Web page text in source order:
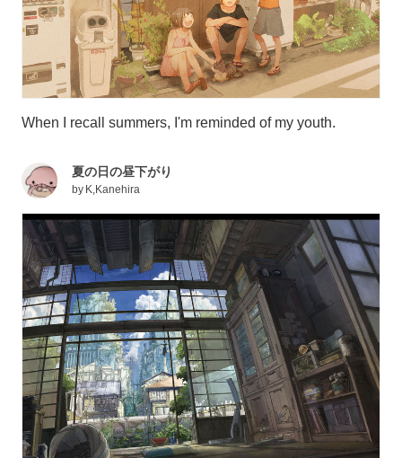
When I recall summers, I'm reminded of my youth.
夏の日の昼下がり
by K,Kanehira